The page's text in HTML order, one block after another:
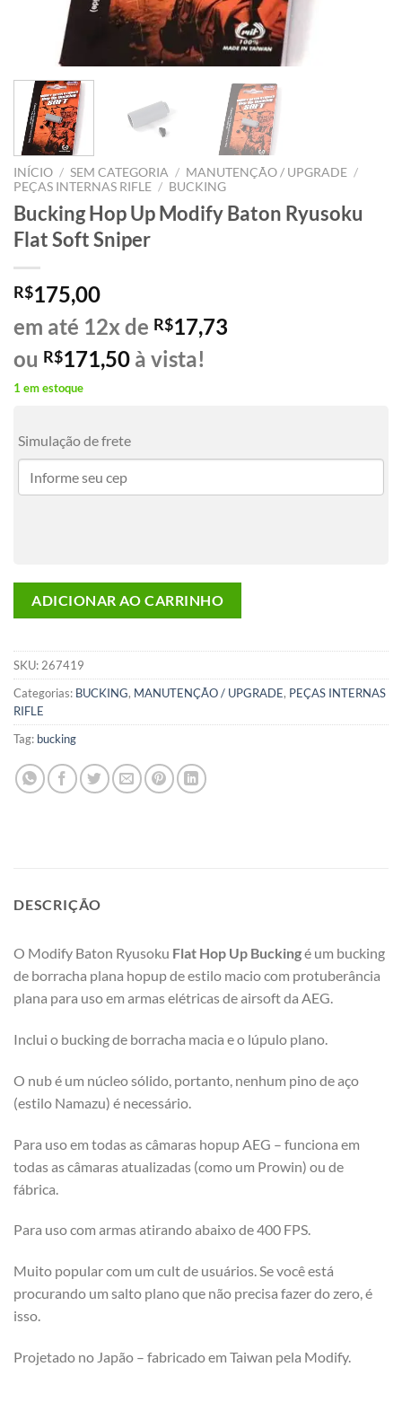
INÍCIO / SEM CATEGORIA / MANUTENÇÃO / UPGRADE /
PEÇAS INTERNAS RIFLE / BUCKING
Bucking Hop Up Modify Baton Ryusoku
Flat Soft Sniper
R$175,00
em até 12x de R$17,73
ou R$171,50 à vista!
1 em estoque
Simulação de frete
ADICIONAR AO CARRINHO
SKU:267419
Categorias: BUCKING, MANUTENÇÃO / UPGRADE, PEÇAS INTERNAS
RIFLE
Tag: bucking
DESCRIÇÃO
O Modify Baton Ryusoku Flat Hop Up Buckingé um bucking
de borracha plana hopup de estilo macio com protuberância
plana para uso em armas elétricas de airsoft da AEG.
Inclui o bucking de borracha macia e o lúpulo plano.
O nub é um núcleo sólido, portanto, nenhum pino de aço
(estilo Namazu) é necessário.
Para uso em todas as câmaras hopup AEG – funciona em
todas as câmaras atualizadas (como um Prowin) ou de
fábrica.
Para uso com armas atirando abaixo de 400 FPS.
Muito popular com um cult de usuários. Se você está
procurando um salto plano que não precisa fazer do zero, é
isso.
Projetado no Japão – fabricado em Taiwan pela Modify.